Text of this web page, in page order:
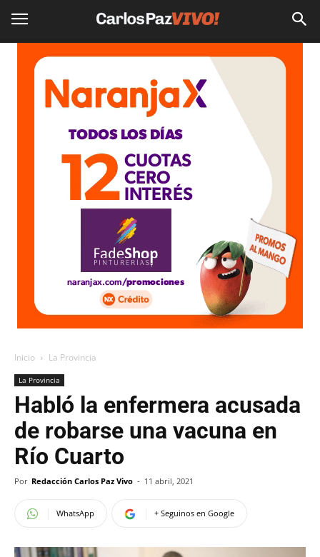
Inicio La Provincia
La Provincia
Habló la enfermera acusada
de robarse una vacuna en
Río Cuarto
Por Redacción Carlos Paz Vivo - 11 abril, 2021
WhatsApp + Seguinos en Google